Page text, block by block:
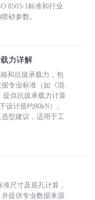
8503-1标准和行业
砂参数。
力详解
和抗拔承载力，包
专业标准（如《混
提供抗拔承载力计算
设计值约80kN）。
型建议，适用于工
尺寸及底孔计算，
提供专业数据来源